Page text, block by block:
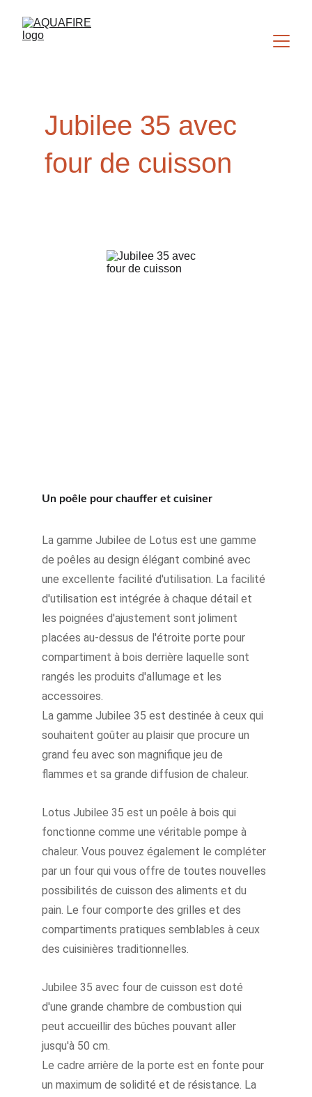
Jubilee 35 avec
four de cuisson
Un poêle pour chauffer et cuisiner
La gamme Jubilee de Lotus est une gamme
de poêles au design élégant combiné avec
une excellente facilité d'utilisation. La facilité
d'utilisation est intégrée à chaque détail et
les poignées d'ajustement sont joliment
placées au-dessus de l'étroite porte pour
compartiment à bois derrière laquelle sont
rangés les produits d'allumage et les
accessoires.
La gamme Jubilee 35 est destinée à ceux qui
souhaitent goûter au plaisir que procure un
grand feu avec son magnifique jeu de
flammes et sa grande diffusion de chaleur.
Lotus Jubilee 35 est un poêle à bois qui
fonctionne comme une véritable pompe à
chaleur. Vous pouvez également le compléter
par un four qui vous offre de toutes nouvelles
possibilités de cuisson des aliments et du
pain. Le four comporte des grilles et des
compartiments pratiques semblables à ceux
des cuisinières traditionnelles.
Jubilee 35 avec four de cuisson est doté
d'une grande chambre de combustion qui
peut accueillir des bûches pouvant aller
jusqu'à 50 cm.
Le cadre arrière de la porte est en fonte pour
un maximum de solidité et de résistance. La